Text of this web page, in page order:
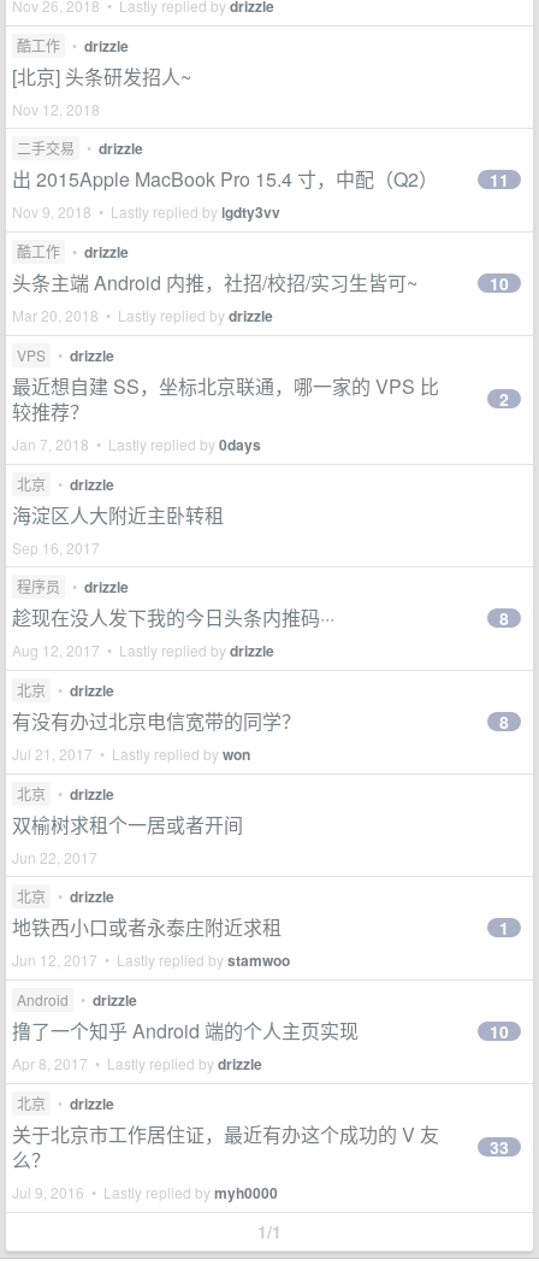
Nov 26, 2018 • Lastly replied bydrizzle
酷工作 • drizzle
[北京] 头条研发招人~
Nov 12, 2018
二手交易
• drizzle
出 2015Apple MacBook Pro 15.4 寸，中配（Q2）
Nov 9, 2018 • Lastly replied bylgdty3vv
11
酷工作 • drizzle
头条主端 Android 内推，社招/校招/实习生皆可~
Mar 20, 2018 • Lastly replied bydrizzle
10
VPS • drizzle
最近想自建 SS，坐标北京联通，哪一家的 VPS 比
较推荐？
Jan 7, 2018 • Lastly replied by0days
2
北京 • drizzle
海淀区人大附近主卧转租
Sep 16, 2017
程序员
• drizzle
趁现在没人发下我的今日头条内推码···
Aug 12, 2017 • Lastly replied bydrizzle
8
北京 • drizzle
有没有办过北京电信宽带的同学？
Jul 21, 2017 • Lastly replied bywon
8
北京 • drizzle
双榆树求租个一居或者开间
Jun 22, 2017
北京
• drizzle
地铁西小口或者永泰庄附近求租
Jun 12, 2017 • Lastly replied bystamwoo
1
Android • drizzle
撸了一个知乎 Android 端的个人主页实现
Apr 8, 2017 • Lastly replied bydrizzle
10
北京 • drizzle
关于北京市工作居住证，最近有办这个成功的 V 友
么？
Jul 9, 2016 • Lastly replied bymyh0000
33
1/1